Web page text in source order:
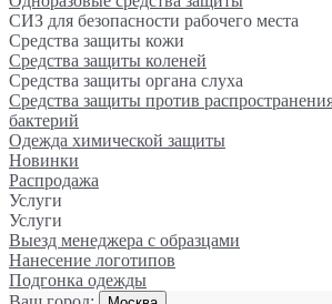
СИЗ для безопасности рабочего места
Средства защиты кожи
Средства защиты коленей
Средства защиты органа слуха
Средства защиты против
бактерий
Одежда химической защиты
Новинки
Распродажа
Услуги
Услуги
Выезд менеджера с образцами
Нанесение логотипов
Подгонка одежды